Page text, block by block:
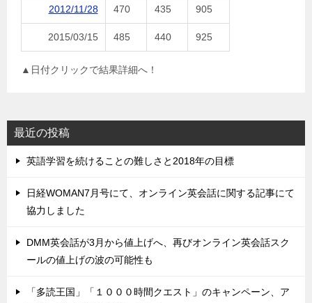
2012/11/28 470 435 905
2015/03/15 485 440 925
▲日付クリックで結果詳細へ！
最近の投稿
英語学習を続けることの難しさと2018年の目標
日経WOMAN7月号にて、オンライン英会話に関する記事にて
協力しました
DMM英会話が3月から値上げへ、再びオンライン英会話スク
ールの値上げの波の可能性も
「多読王国」「１０００時間クエスト」のキャンペーン、ア